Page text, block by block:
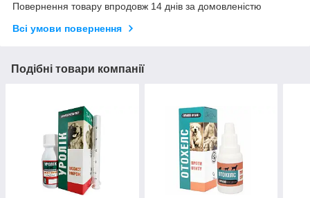
Повернення товару впродовж 14 днів за домовленістю
Всі умови повернення
Подібні товари компанії